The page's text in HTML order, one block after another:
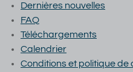
Dernières nouvelles
FAQ
Téléchargements
Calendrier
Conditions et politique de